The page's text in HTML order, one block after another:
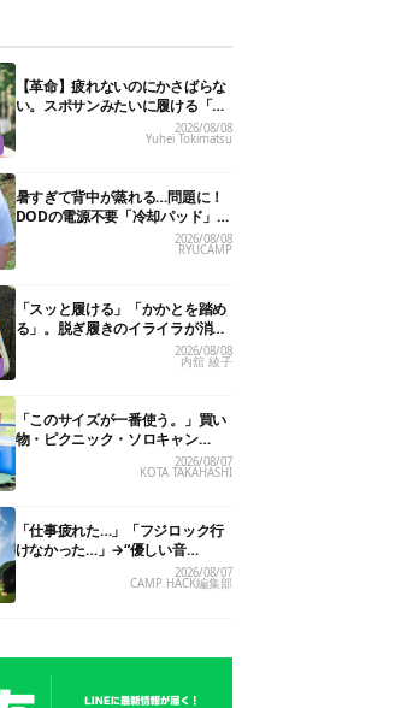
【革命】疲れないのにかさばらな
い。スポサンみたいに履ける「リ
カバリーサンダル」が大本命！
2026/08/08
Yuhei Tokimatsu
暑すぎて背中が蒸れる…問題に！
DODの電源不要「冷却パッド」を
試したら、夏の移動がラクになっ
た
2026/08/08
RYUCAMP
「スッと履ける」「かかとを踏め
る」。脱ぎ履きのイライラが消え
る快適“スニーカーサンダル”6選
2026/08/08
内舘 綾子
「このサイズが一番使う。」買い
物・ピクニック・ソロキャン
に“ちょうどいい”小型クーラーボ
ックス13選
2026/08/07
KOTA TAKAHASHI
「仕事疲れた…」「フジロック行
けなかった…」→“優しい音
楽”と“大きな自然”で治癒。まだ間
に合います。
2026/08/07
CAMP HACK編集部